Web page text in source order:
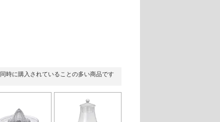
同時に購入されていることの多い商品です